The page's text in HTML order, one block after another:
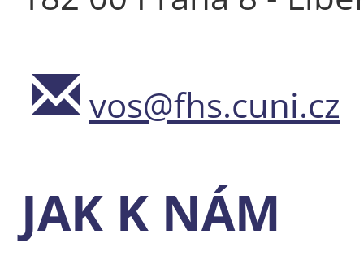
vos@fhs.cuni.cz
JAK K NÁM